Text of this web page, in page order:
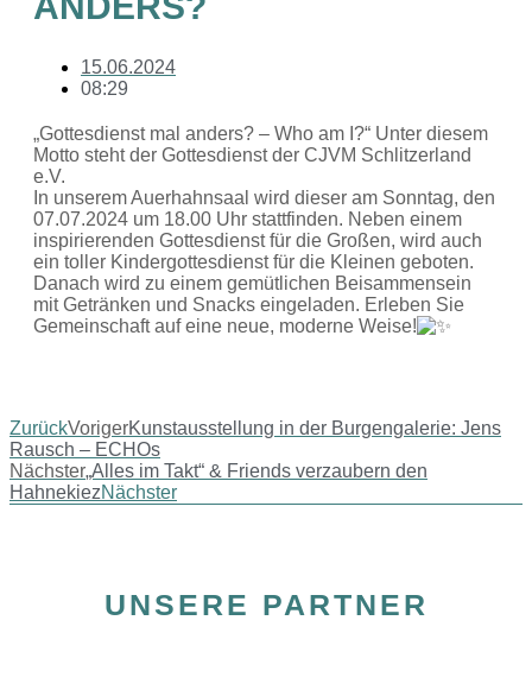
15.06.2024
08:29
„Gottesdienst mal anders? – Who am I?“ Unter diesem
Motto steht der Gottesdienst der CJVM Schlitzerland
e.V.
In unserem Auerhahnsaal wird dieser am Sonntag, den
07.07.2024 um 18.00 Uhr stattfinden. Neben einem
inspirierenden Gottesdienst für die Großen, wird auch
ein toller Kindergottesdienst für die Kleinen geboten.
Danach wird zu einem gemütlichen Beisammensein
mit Getränken und Snacks eingeladen. Erleben Sie
Gemeinschaft auf eine neue, moderne Weise!
ZurückVorigerKunstausstellung in der Burgengalerie: Jens
Rausch – ECHOs
Nächster„Alles im Takt“ & Friends verzaubern den
HahnekiezNächster
UNSERE PARTNER